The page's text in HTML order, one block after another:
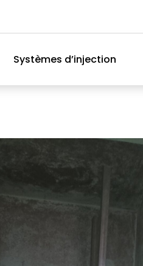
Systèmes d’injection